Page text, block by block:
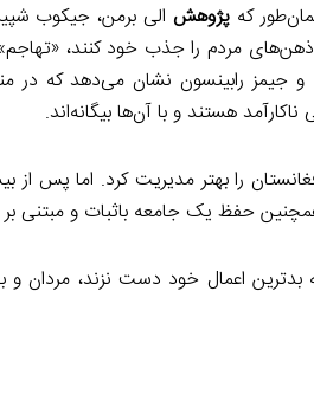
که پژوهش الی برمن، جیکوب
مردم را جذب خود کنند،
رابینسون نشان می‌دهد که در
هستند و با آن‌ها بیگانه‌اند.
را بهتر مدیریت کرد. اما پس
حفظ یک جامعه باثبات و مبتنی بر
اعمال خود دست نزند، مردان و